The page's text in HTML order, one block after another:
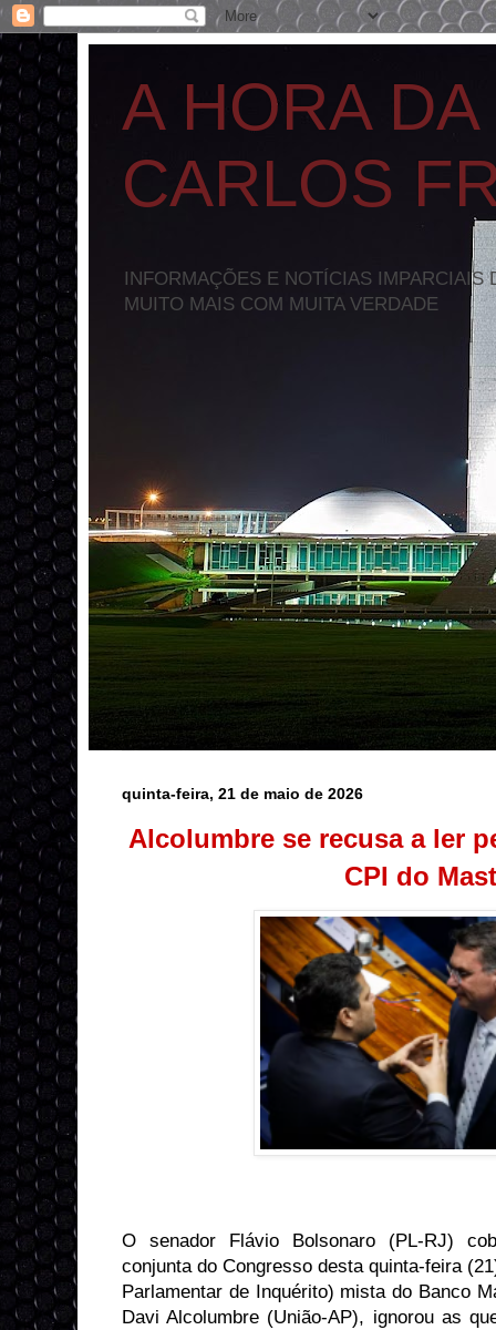
A HORA
CARLOS
INFORMAÇÕES E NOTÍCIAS
MUITO MAIS COM MUITA VERDADE
quinta-feira, 21 de maio de 2026
Alcolumbre se recusa a ler
CPI do
O senador Flávio Bolsonaro (PL-RJ)
conjunta do Congresso desta quinta-feira
Parlamentar de Inquérito) mista do Banco
Davi Alcolumbre (União-AP), ignorou as